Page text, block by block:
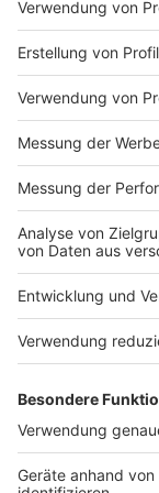
point-india-p21/
Und hier noch
wo ihr in
www.pension-
www.baron-
Anzeige